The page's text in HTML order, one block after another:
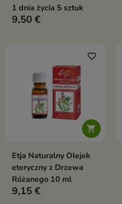
1 dnia życia 5 sztuk
9,50 €

favorite_border
Etja Naturalny Olejek
eteryczny z Drzewa
Różanego 10 ml
9,15 €